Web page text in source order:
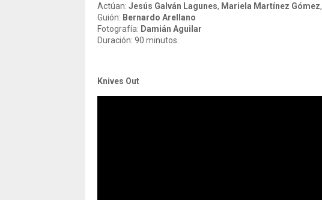
Actúan: Jesús Galván Lagunes, Mariela Martínez Gómez,
Guión: Bernardo Arellano
Fotografía: Damián Aguilar
Duración: 90 minutos.
Knives Out